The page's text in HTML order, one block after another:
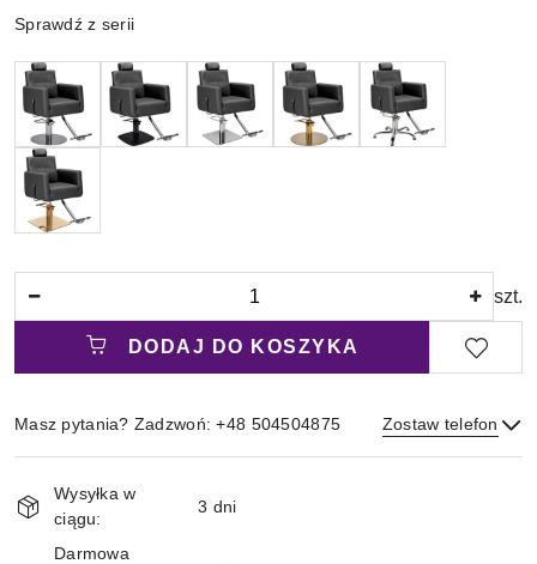
Wariant
Sprawdź z serii
szt.
DODAJ DO KOSZYKA
Masz pytania? Zadzwoń: +48 504504875 Zostaw telefon
i
dostawa
Wysyłka w
ciągu:
3 dni
Darmowa